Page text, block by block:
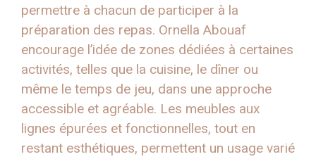
permettre à chacun de participer à la
préparation des repas. Ornella Abouaf
encourage l’idée de zones dédiées à certaines
activités, telles que la cuisine, le dîner ou
même le temps de jeu, dans une approche
accessible et agréable. Les meubles aux
lignes épurées et fonctionnelles, tout en
restant esthétiques, permettent un usage varié